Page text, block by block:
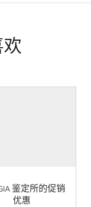
鉴定所的促销
优惠